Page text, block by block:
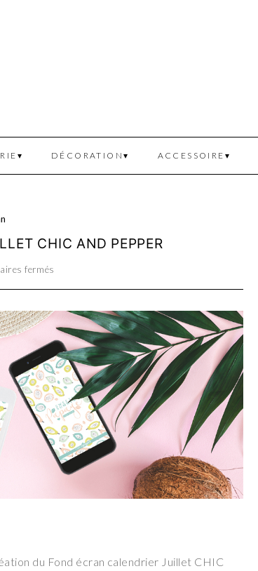
DÉCORATION ACCESSOIRE
CHIC AND PEPPER
fermés
du Fond écran calendrier Juillet CHIC